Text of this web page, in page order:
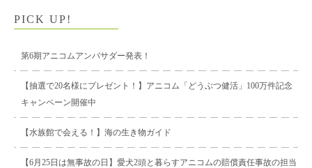
PICK UP!
第6期アニコムアンバサダー発表！
【抽選で20名様にプレゼント！】アニコム「どうぶつ健活」100万件記念
キャンペーン開催中
【水族館で会える！】海の生き物ガイド
【6月25日は無事故の日】愛犬2頭と暮らすアニコムの賠償責任事故の担当